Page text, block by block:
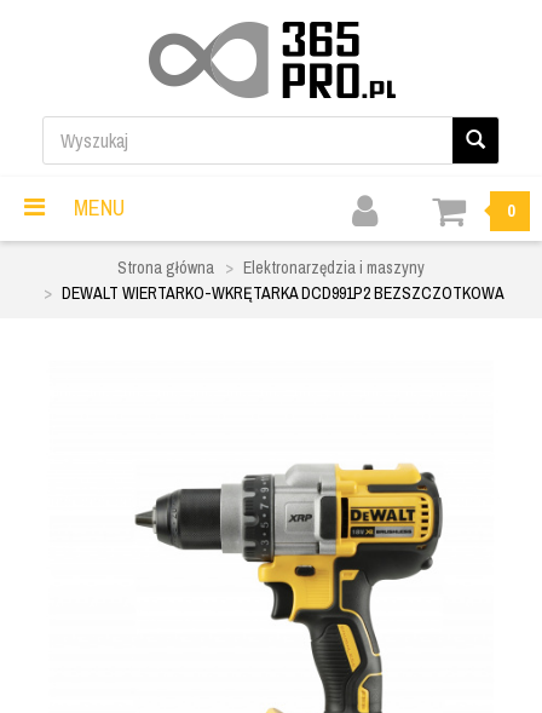
MENU 0
Strona główna
Elektronarzędzia i maszyny
DEWALT WIERTARKO-WKRĘTARKA DCD991P2 BEZSZCZOTKOWA